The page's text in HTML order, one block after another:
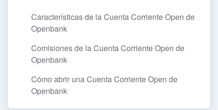
Características de la Cuenta Corriente Open de
Openbank
Comisiones de la Cuenta Corriente Open de
Openbank
Cómo abrir una Cuenta Corriente Open de
Openbank